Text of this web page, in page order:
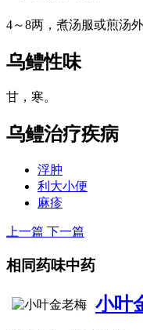
4～8两，煮汤服或煎汤外
乌鳢性味
甘，寒。
乌鳢治疗疾病
浮肿
利大小便
麻疹
上一篇 下一篇
相同药味中药
小叶